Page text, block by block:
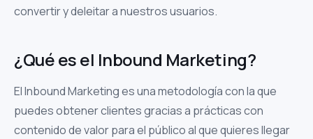
convertir y deleitar a nuestros usuarios.
¿Qué es el Inbound Marketing?
El Inbound Marketing es una metodología con la que
puedes obtener clientes gracias a prácticas con
contenido de valor para el público al que quieres llegar